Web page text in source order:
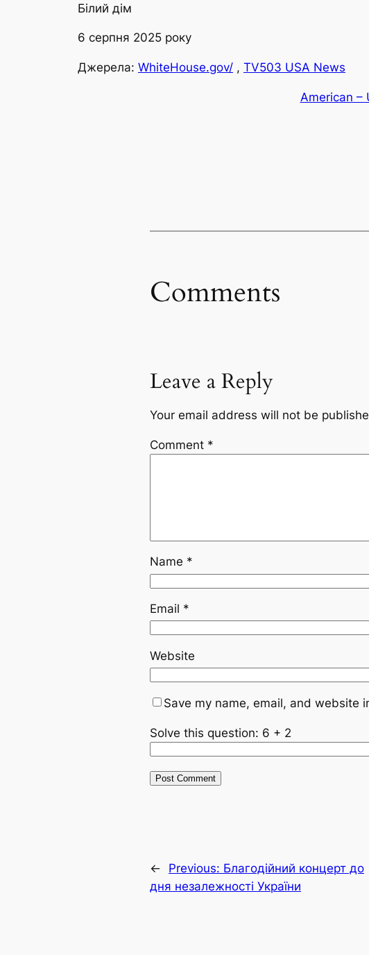
Білий дім
6 серпня 2025 року
Джерела: WhiteHouse.gov/ , TV503 USA News
American –
Comments
Leave a Reply
Your email address will not be
Comment *
Name *
Email *
Website
Save my name, email, and website
Solve this question: 6 + 2
← Previous: Благодійний концерт до
дня незалежності України